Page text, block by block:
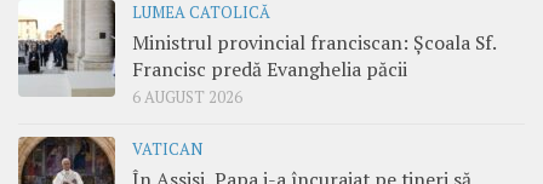
LUMEA CATOLICĂ
Ministrul provincial franciscan: Școala Sf.
Francisc predă Evanghelia păcii
6 AUGUST 2026
VATICAN
În Assisi, Papa i-a încurajat pe tineri să